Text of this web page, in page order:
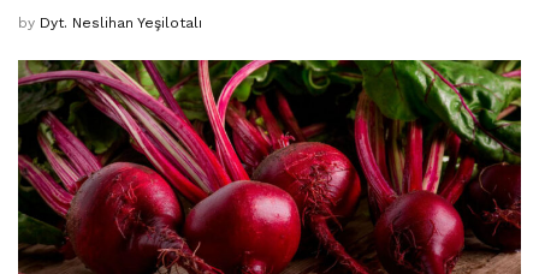
by Dyt. Neslihan Yeşilotalı